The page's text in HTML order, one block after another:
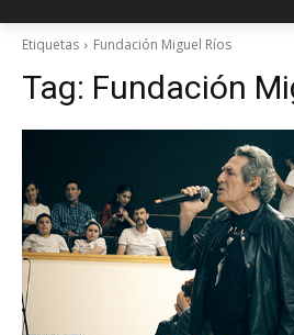
Etiquetas Fundación Miguel Ríos
Tag: Fundación